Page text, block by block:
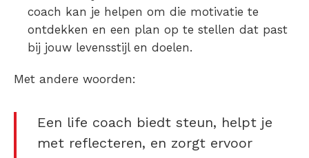
coach kan je helpen om die motivatie te
ontdekken en een plan op te stellen dat past
bij jouw levensstijl en doelen.
Met andere woorden:
Een life coach biedt steun, helpt je
met reflecteren, en zorgt ervoor